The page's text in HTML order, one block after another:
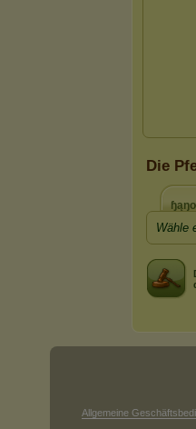
Die
Wähle
Allgemeine